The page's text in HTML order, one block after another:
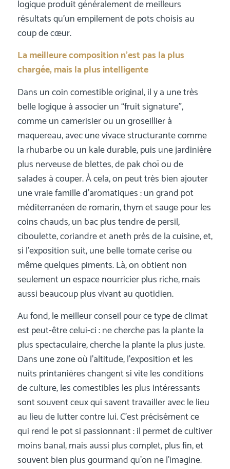
logique produit généralement de meilleurs
résultats qu’un empilement de pots choisis au
coup de cœur.
La meilleure composition n’est pas la plus
chargée, mais la plus intelligente
Dans un coin comestible original, il y a une très
belle logique à associer un “fruit signature”,
comme un camerisier ou un groseillier à
maquereau, avec une vivace structurante comme
la rhubarbe ou un kale durable, puis une jardinière
plus nerveuse de blettes, de pak choï ou de
salades à couper. À cela, on peut très bien ajouter
une vraie famille d’aromatiques : un grand pot
méditerranéen de romarin, thym et sauge pour les
coins chauds, un bac plus tendre de persil,
ciboulette, coriandre et aneth près de la cuisine, et,
si l’exposition suit, une belle tomate cerise ou
même quelques piments. Là, on obtient non
seulement un espace nourricier plus riche, mais
aussi beaucoup plus vivant au quotidien.
Au fond, le meilleur conseil pour ce type de climat
est peut-être celui-ci : ne cherche pas la plante la
plus spectaculaire, cherche la plante la plus juste.
Dans une zone où l’altitude, l’exposition et les
nuits printanières changent si vite les conditions
de culture, les comestibles les plus intéressants
sont souvent ceux qui savent travailler avec le lieu
au lieu de lutter contre lui. C’est précisément ce
qui rend le pot si passionnant : il permet de cultiver
moins banal, mais aussi plus complet, plus fin, et
souvent bien plus gourmand qu’on ne l’imagine.